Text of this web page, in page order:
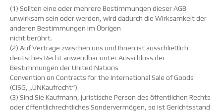
(1) Sollten eine oder mehrere Bestimmungen dieser AGB
unwirksam sein oder werden, wird dadurch die Wirksamkeit der
anderen Bestimmungen im Übrigen
nicht berührt.
(2) Auf Verträge zwischen uns und Ihnen ist ausschließlich
deutsches Recht anwendbar unter Ausschluss der
Bestimmungen der United Nations
Convention on Contracts for the International Sale of Goods
(CISG, „UNKaufrecht“).
(3) Sind Sie Kaufmann, juristische Person des öffentlichen Rechts
oder öffentlichrechtliches Sondervermögen, so ist Gerichtsstand